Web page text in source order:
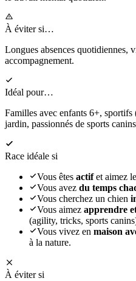
À éviter si…
Longues absences quotidiennes,
accompagnement.
Idéal pour…
Familles avec enfants 6+,
jardin, passionnés de sports
Race idéale si
Vous êtes actifet aimez
Vous avez du temps
Vous cherchez un chien
Vous aimez apprendre
(agility, tricks, sports
Vous vivez en maison
à la nature.
À éviter si